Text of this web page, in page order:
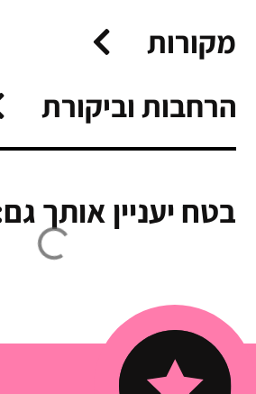
מקורות
הרחבות וביקורת
בטח יעניין אותך